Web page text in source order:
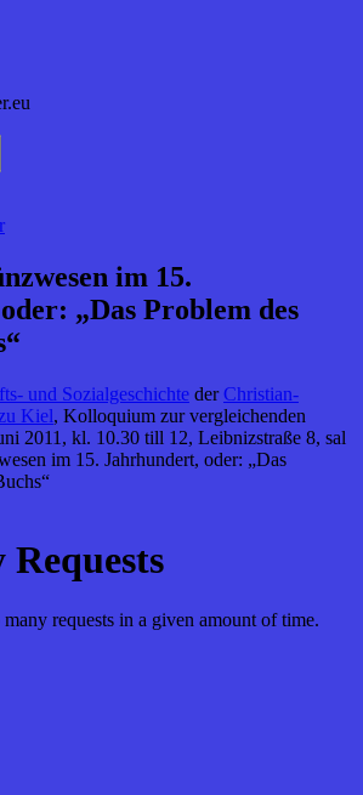
im 15.
„Das Problem des
und Sozialgeschichte der Christian-
Kiel, Kolloquium zur vergleichenden
2011, kl. 10.30 till 12, Leibnizstraße 8, sal
im 15. Jahrhundert, oder: „Das